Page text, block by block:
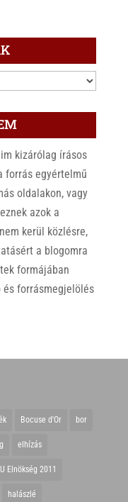
kizárólag írásos
forrás egyértelmű
oldalakon, vagy
azok a
kerül közlésre,
a blogomra
formájában
és forrásmegjelölés
Bocuse d'Or bor
elhízás
Elnökség 2011
halászlé